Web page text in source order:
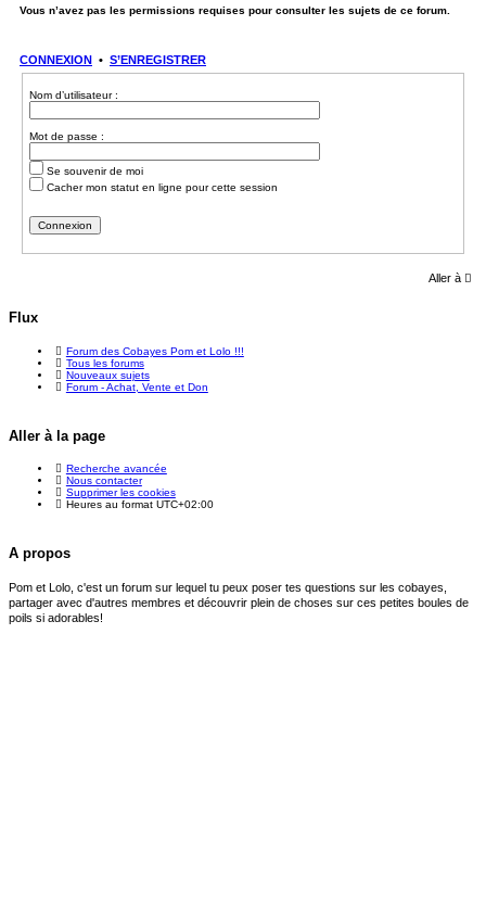
Vous n’avez pas les permissions requises pour consulter les sujets de ce forum.
CONNEXION • S’ENREGISTRER
Nom d’utilisateur :
Mot de passe :
Se souvenir de moi
Cacher mon statut en ligne pour cette session
Aller à
Flux
Forum des Cobayes Pom et Lolo !!!
Tous les forums
Nouveaux sujets
Forum - Achat, Vente et Don
Aller à la page
Recherche avancée
Nous contacter
Supprimer les cookies
Heures au format UTC+02:00
A propos
Pom et Lolo, c'est un forum sur lequel tu peux poser tes questions sur les cobayes,
partager avec d'autres membres et découvrir plein de choses sur ces petites boules de
poils si adorables!